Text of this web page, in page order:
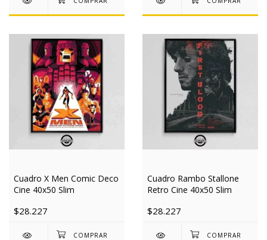
Cuadro X Men Comic Deco
Cine 40x50 Slim
$28.227
Cuadro Rambo Stallone
Retro Cine 40x50 Slim
$28.227